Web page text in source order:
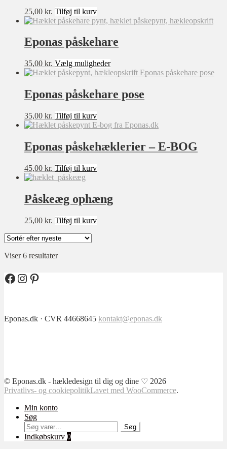
Sværhedsgrad
★★★★★
★★★☆☆
XXS
XS
S
M
XXL
XXXL
0-3 mdr
9-12mdr
4-5 år
5-6 år
7-8 år
8-10 år
10-12 år
25,00 kr. Tilføj til kurv
Eponas påskehare
35,00 kr. Vælg mulighederDette
vare
varianter.
vælges
varesiden
Eponas påskehare pose
35,00 kr. Tilføj til kurv
Eponas påskehæklerier – E-BOG
45,00 kr. Tilføj til kurv
Påskeæg ophæng
25,00 kr. Tilføj til kurv
Viser 6 resultaterSorteret
Facebook
Instagram
Pinterest
Eponas.dk · CVR 44668645 kontakt@eponas.dk
© Eponas.dk - hækledesign til dig og dine ♡ 2026
Privatlivs- og cookiepolitikLavet med WooCommerce.
Min konto
Søg
Søg
efter:
Søg
Indkøbskurv 0